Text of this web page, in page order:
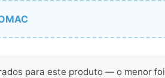
para este produto — o menor foi